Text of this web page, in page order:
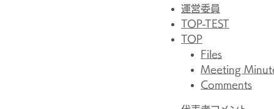
運営委員
TOP-TEST
TOP
Files
Meeting
Comments